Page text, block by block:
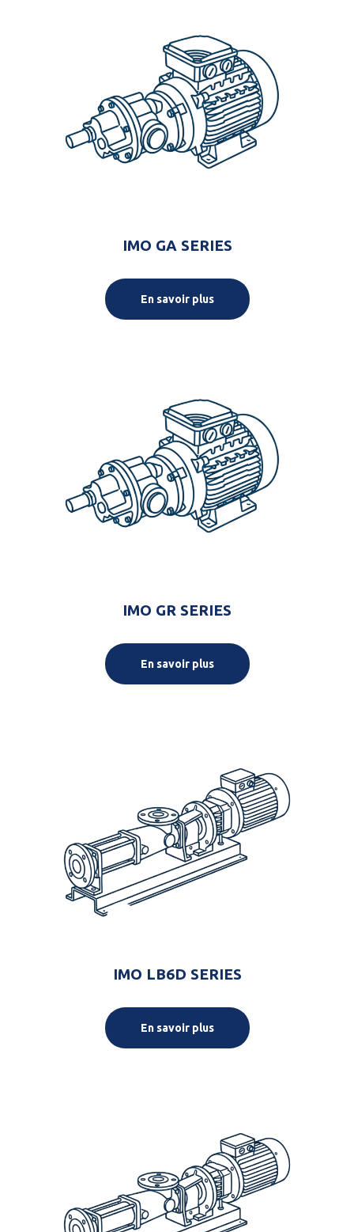
IMO GA SERIES
En savoir plus
IMO GR SERIES
En savoir plus
IMO LB6D SERIES
En savoir plus